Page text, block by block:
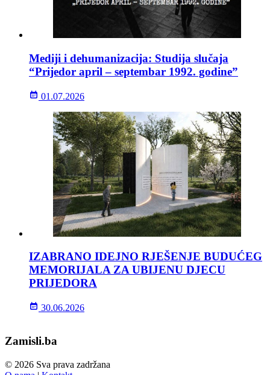
Mediji i dehumanizacija: Studija slučaja
“Prijedor april – septembar 1992. godine”
01.07.2026
IZABRANO IDEJNO RJEŠENJE BUDUĆEG
MEMORIJALA ZA UBIJENU DJECU
PRIJEDORA
30.06.2026
Zamisli.ba
© 2026 Sva prava zadržana